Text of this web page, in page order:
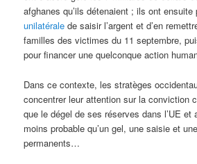
afghanes qu’ils détenaient ; ils ont
unilatérale de saisir l’argent et d’en
familles des victimes du 11 septembre,
pour financer une quelconque action
Dans ce contexte, les stratèges
concentrer leur attention sur la conviction
que le dégel de ses réserves dans l’UE
moins probable qu’un gel, une saisie et
permanents…